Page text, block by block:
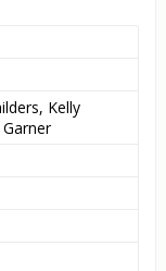
Kelly
Garner